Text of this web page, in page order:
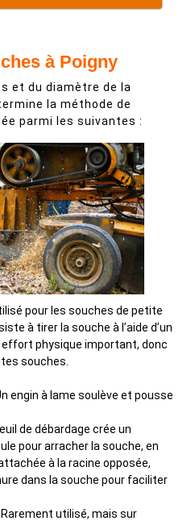
à Poigny
et du diamètre de la
la méthode de
parmi les suivantes :
pour les souches de petite
à tirer la souche à l’aide d’un
physique important, donc
souches.
engin à lame soulève et pousse
de débardage crée un
pour arracher la souche, en
à la racine opposée,
dans la souche pour faciliter
Rarement utilisé, mais sur